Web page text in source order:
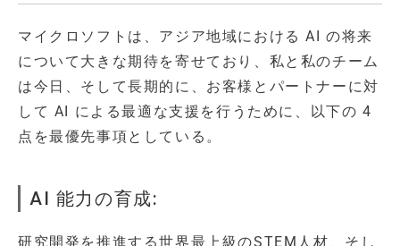
マイクロソフトは、アジア地域における AI の将来
について大きな期待を寄せており、私と私のチーム
は今日、そして長期的に、お客様とパートナーに対
して AI による最適な支援を行うために、以下の 4
点を最優先事項としている。
AI 能力の育成:
研究開発を推進する世界最上級のSTEM人材、そし